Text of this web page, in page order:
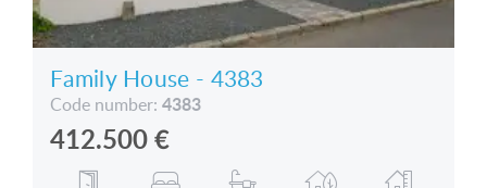
Family House - 4383
Code number: 4383
412.500€